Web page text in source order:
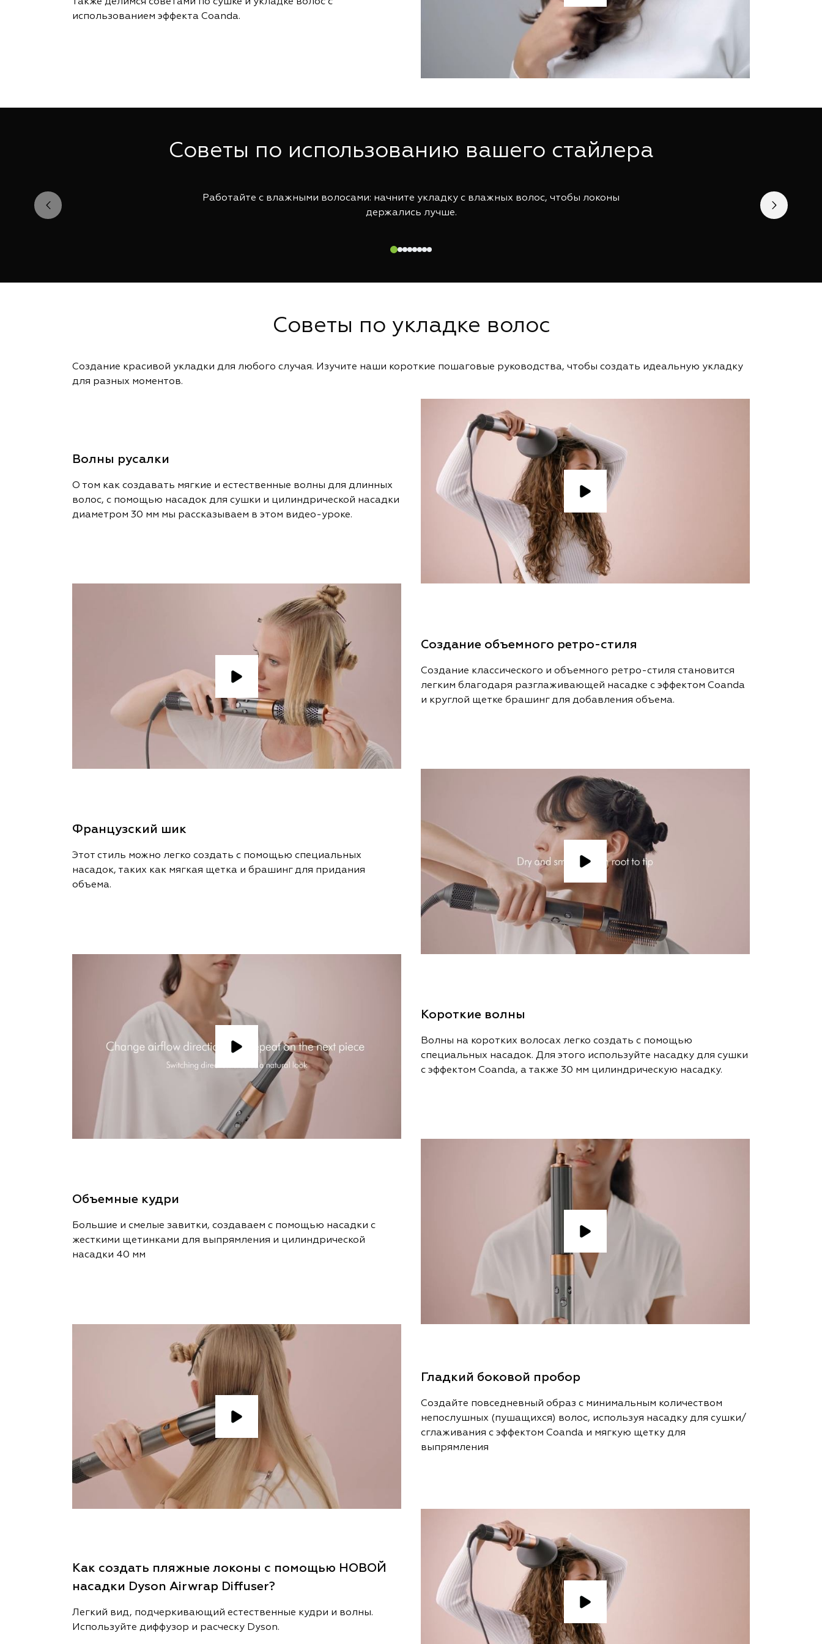
также делимся советами по сушке и укладке волос с
использованием эффекта Coanda.
Советы по использованию вашего стайлера
Работайте с влажными волосами: начните укладку с влажных волос, чтобы локоны
держались лучше.
Советы по укладке волос
Создание красивой укладки для любого случая. Изучите наши короткие пошаговые руководства, чтобы создать идеальную укладку
для разных моментов.
Волны русалки
О том как создавать мягкие и естественные волны для длинных
волос, с помощью насадок для сушки и цилиндрической насадки
диаметром 30 мм мы рассказываем в этом видео-уроке.
Создание объемного ретро-стиля
Создание классического и объемного ретро-стиля становится
легким благодаря разглаживающей насадке с эффектом Coanda
и круглой щетке брашинг для добавления объема.
Французский шик
Этот стиль можно легко создать с помощью специальных
насадок, таких как мягкая щетка и брашинг для придания
объема.
Короткие волны
Волны на коротких волосах легко создать с помощью
специальных насадок. Для этого используйте насадку для сушки
с эффектом Coanda, а также 30 мм цилиндрическую насадку.
Объемные кудри
Большие и смелые завитки, создаваем с помощью насадки с
жесткими щетинками для выпрямления и цилиндрической
насадки 40 мм
Гладкий боковой пробор
Создайте повседневный образ с минимальным количеством
непослушных (пушащихся) волос, используя насадку для сушки/
сглаживания с эффектом Coanda и мягкую щетку для
выпрямления
Как создать пляжные локоны с помощью НОВОЙ
насадки Dyson Airwrap Diffuser?
Легкий вид, подчеркивающий естественные кудри и волны.
Используйте диффузор и расческу Dyson.